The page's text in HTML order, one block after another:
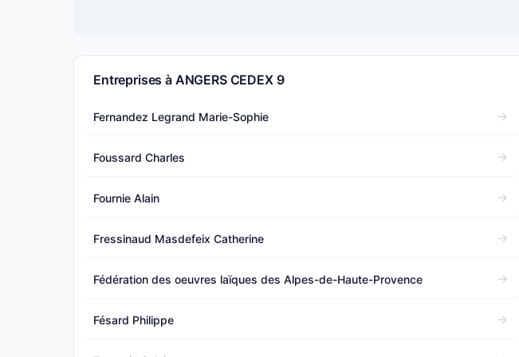
Entreprises à ANGERS CEDEX 9
Fernandez Legrand Marie-Sophie
Foussard Charles
Fournie Alain
Fressinaud Masdefeix Catherine
Fédération des oeuvres laïques des Alpes-de-Haute-Provence
Fésard Philippe